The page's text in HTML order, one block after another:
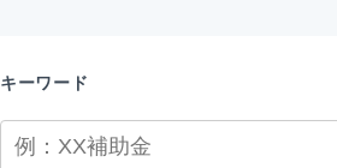
キーワード